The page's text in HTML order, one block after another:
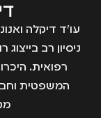
עו״ד דיקלה
ניסיון רב
רפואית.
המשפטית